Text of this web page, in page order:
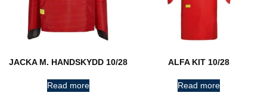
JACKA M. HANDSKYDD 10/28
Read more
ALFA KIT 10/28
Read more